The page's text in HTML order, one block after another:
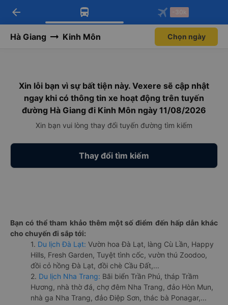
Tải app Vexere ngay!
Nhận ưu đãi thành viên độc
Mở app
Tải app Vexere
-30k/ghế khi đặt vé máy bay qua
Mở app
arrow_back -30k
Hà Giang Kinh Môn Chọn ngày
Xin lỗi bạn vì sự bất tiện này. Vexere sẽ cập nhật
ngay khi có thông tin xe hoạt động trên tuyến
đường Hà Giang đi Kinh Môn ngày 11/08/2026
Xin bạn vui lòng thay đổi tuyến đường tìm kiếm
Thay đổi tìm kiếm
Bạn có thể tham khảo thêm một số điểm đến hấp dẫn khác
cho chuyến đi sắp tới:
1. Du lịch Đà Lạt: Vườn hoa Đà Lạt, làng Cù Lần, Happy
Hills, Fresh Garden, Tuyệt tình cốc, vườn thú Zoodoo,
đồi cỏ hồng Đà Lạt, đồi chè Cầu Đất,...
2. Du lịch Nha Trang: Bãi biển Trần Phú, tháp Trầm
Hương, nhà thờ đá, chợ đêm Nha Trang, đảo Hòn Mun,
nhà ga Nha Trang, đảo Điệp Sơn, thác bà Ponagar,...